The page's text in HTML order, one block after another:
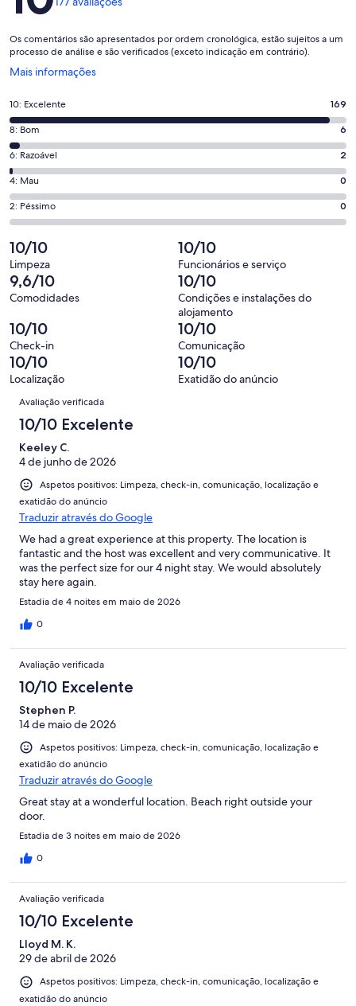
* NO OVERNIGHT GUESTS
* NO MORE THAN 1-2 GUESTS VISITING AT A TIME
BEACH ONLY
* TENANTS GUESTS MUST PARK ON STREET SIDE BEYOND
CAL-DE-SAC
* MICROWAVE COOKING ONLY
* NO WASHER & DRYER
* NO PARTIES OR ENTERTAINING IN RENTAL, OR
ON PREMISES
* NO CHILDREN / INFANTS
* SURFBOARDS, BIKES, & LARGE EQUIP "MUST" BE
KEPT OUTSIDE ON WALL LEDGE OFF SIDEWALK
* PLEASE TURN OFF ANY LIGHTS, ELECTRICAL APPLIANCES,
AND FANS WHEN NOT IN USE, OR LEAVING RENTAL
* PLEASE RINSE SAND OFF FEET & BEACH CHAIRS
TO ENTERING RENTAL
* NO ANIMALS OR SERVICE ANIMALS
* NO SMOKING
NOTE** WE KINDLY ASK TENANTS TO LEAVE RENTAL
STRAIGHTENED IN CONDITION IT WAS IN WHEN ARRIVED
WE THANK YOU VERY MUCH FOR ADHERING!
** This is a licensed rental unit.
~ GE/TA tax: 168-049-0496
Keywords: Apartment
Os comentários são apresentados por ordem cronológica, estão sujeitos a um
processo de análise e são verificados (exceto indicação em contrário).
Mais informações
Abre
nova
janela
Pontuação
de
10,
o
que
significa
“Excelente”.
169
de
177
avaliações.
10: Excelente 169
Pontuação
de
8,
o
que
significa
6
de
177
avaliações.
8: Bom 6
Pontuação
de
6,
o
que
significa
“Razoável”.
2
de
177
avaliações.
6: Razoável 2
Pontuação
de
4,
que
significa
“Mau”.
0
177
avaliações.
4: Mau 0
Pontuação
de
2,
o
que
significa
0
de
177
avaliações.
2: Péssimo 0
10/10
Limpeza
10/10
Funcionários e serviço
9,6/10
Comodidades
10/10
Condições e instalações do
alojamento
10/10
Check-in
10/10
Comunicação
10/10
Localização
10/10
Exatidão do anúncio
Avaliações
Avaliação verificada
10/10 Excelente
Keeley C.
4 de junho de 2026
Aspetos positivos: Limpeza, check-in, comunicação, localização e
exatidão do anúncio
Traduzir através do Google
We had a great experience at this property. The location is
fantastic and the host was excellent and very communicative. It
was the perfect size for our 4 night stay. We would absolutely
stay here again.
Estadia de 4 noites em maio de 2026
0
Avaliação verificada
10/10 Excelente
Stephen P.
14 de maio de 2026
Aspetos positivos: Limpeza, check-in, comunicação, localização e
exatidão do anúncio
Traduzir através do Google
Great stay at a wonderful location. Beach right outside your
door.
Estadia de 3 noites em maio de 2026
0
Avaliação verificada
10/10 Excelente
Lloyd M. K.
29 de abril de 2026
Aspetos positivos: Limpeza, check-in, comunicação, localização e
exatidão do anúncio